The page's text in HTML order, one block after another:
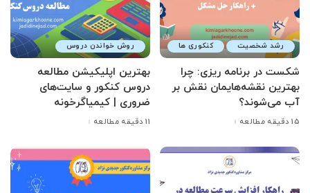
رشد شخصیت کنکوری ها
شکست در برنامه ریزی: چرا
بهترین نقشه‌هایمان نقش بر
آب می‌شوند؟
15 دقیقه مطالعه
روش خواندن دروس
بهترین اپلیکیشن مطالعه
دروس کنکور و سایت‌های
ضروری | کیمیاگرخونه
11 دقیقه مطالعه